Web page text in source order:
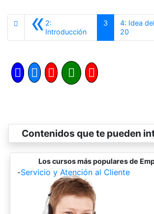
«2:
IntroducciónAnterior
3
4: Idea
20
Contenidos que te pueden
Los cursos más populares de
-Servicio y Atención al Cliente